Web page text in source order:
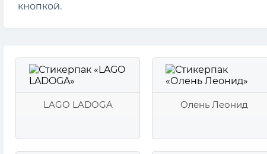
кнопкой.
LAGO LADOGA Олень Леонид